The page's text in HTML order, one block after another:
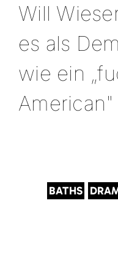
Will
es als
wie ein
BATHS